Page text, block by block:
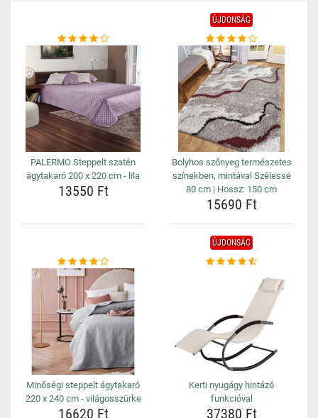
PALERMO Steppelt szatén
ágytakaró 200 x 220 cm - lila
13550 Ft
ÚJDONSÁG
Bolyhos szőnyeg természetes
színekben, mintával Szélessé
80 cm | Hossz: 150 cm
15690 Ft
Minőségi steppelt ágytakaró
220 x 240 cm - világosszürke
16620 Ft
ÚJDONSÁG
Kerti nyugágy hintázó
funkcióval
37380 Ft